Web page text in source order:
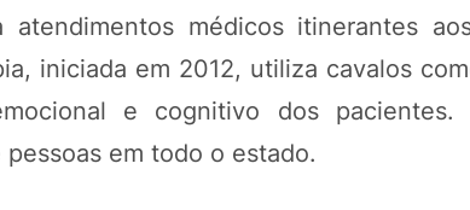
médicos itinerantes
iniciada em 2012, utiliza cavalos
e cognitivo dos
em todo o estado.